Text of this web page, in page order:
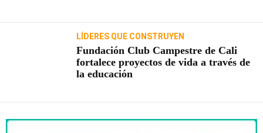
LÍDERES QUE CONSTRUYEN
Fundación Club Campestre de Cali
fortalece proyectos de vida a través de
la educación